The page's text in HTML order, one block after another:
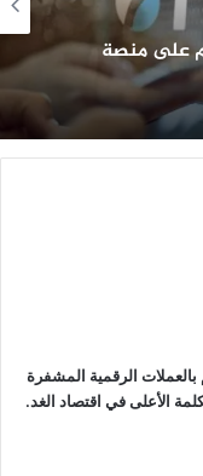
على منصة
الرقمية المشفرة
الأعلى في اقتصاد الغد.